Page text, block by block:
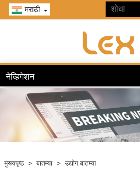
मराठी
नेव्हिगेशन
मुख्यपृष्ठ > बातम्या > उद्योग बातम्या